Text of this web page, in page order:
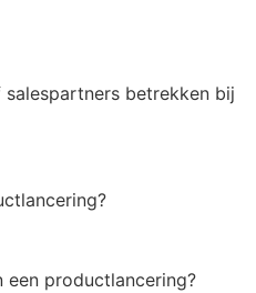
betrekken bij
een productlancering?